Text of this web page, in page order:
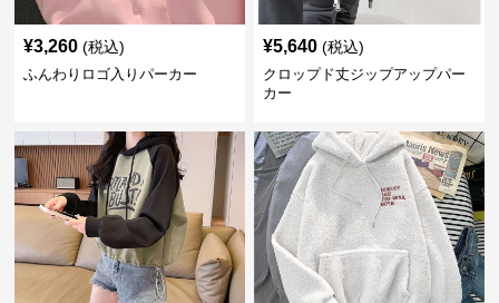
¥3,260 (税込)
ふんわりロゴ入りパーカー
¥5,640 (税込)
クロップド丈ジップアップパー
カー